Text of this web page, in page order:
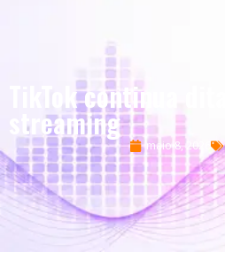
TikTok continua
streaming
maio 8, 2026